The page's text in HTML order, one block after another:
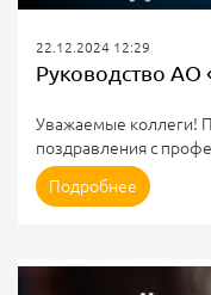
22.12.2024 12:29
Уважаемые коллеги!
поздравления с
энергетика!
Сегодня мы отмечаем
Искренне благодарю
Подробнее